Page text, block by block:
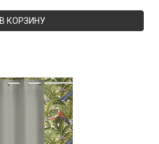
В КОРЗИНУ